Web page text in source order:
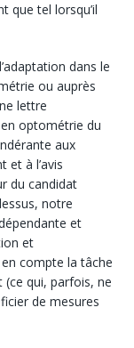
que tel lorsqu’il
dans le
ou auprès
lettre
optométrie du
aux
et à l’avis
du candidat
notre
et
et
compte la tâche
(ce qui, parfois, ne
de mesures